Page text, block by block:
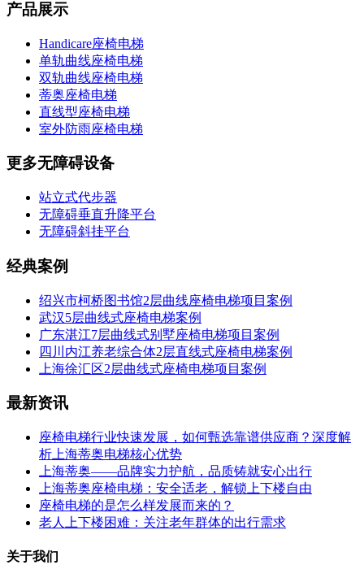
产品展示
Handicare座椅电梯
单轨曲线座椅电梯
双轨曲线座椅电梯
蒂奥座椅电梯
直线型座椅电梯
室外防雨座椅电梯
更多无障碍设备
站立式代步器
无障碍垂直升降平台
无障碍斜挂平台
经典案例
绍兴市柯桥图书馆2层曲线座椅电梯项目案例
武汉5层曲线式座椅电梯案例
广东湛江7层曲线式别墅座椅电梯项目案例
四川内江养老综合体2层直线式座椅电梯案例
上海徐汇区2层曲线式座椅电梯项目案例
最新资讯
座椅电梯行业快速发展，如何甄选靠谱供应商？深度解
析上海蒂奥电梯核心优势
上海蒂奥——品牌实力护航，品质铸就安心出行
上海蒂奥座椅电梯：安全适老，解锁上下楼自由
座椅电梯的是怎么样发展而来的？
老人上下楼困难：关注老年群体的出行需求
关于我们